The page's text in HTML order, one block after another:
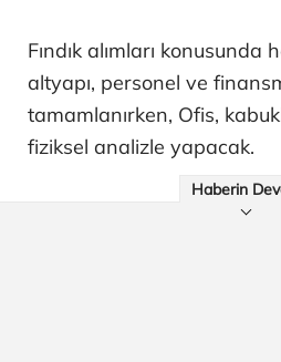
Fındık alımları konusunda
altyapı, personel ve
tamamlanırken, Ofis,
fiziksel analizle yapacak.
Haberin